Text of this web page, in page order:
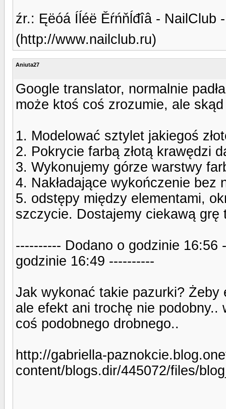
źr.: Ęëóá Íĺéë Ěŕńňĺđîâ - NailClub
(http://www.nailclub.ru)
Aniuta27
Google translator, normalnie
może ktoś coś zrozumie, ale
1. Modelować sztylet jakiegoś
2. Pokrycie farbą złotą krawędzi
3. Wykonujemy górze warstwy
4. Nakładające wykończenie bez
5. odstępy między elementami,
szczycie. Dostajemy ciekawą grę
---------- Dodano o godzinie 16:56
godzinie 16:49 ----------
Jak wykonać takie pazurki? Żeby
ale efekt ani trochę nie podobny..
coś podobnego drobnego..
http://gabriella-
content/blogs.dir/445072/files/